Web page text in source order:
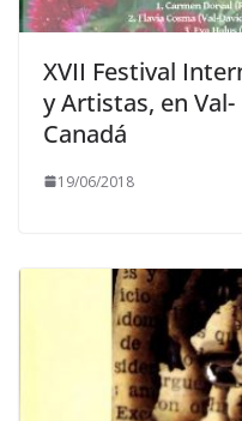
XVII Festival
y Artistas, en
Canadá
19/06/2018